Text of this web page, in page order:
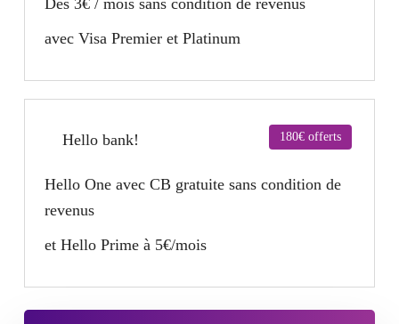
avec Visa Premier et Platinum
Hello bank!
Hello One avec CB gratuite sans condition de
revenus
et Hello Prime à 5€/mois
180€ offerts